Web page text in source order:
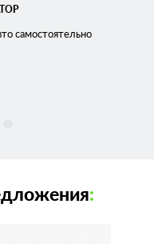
самостоятельно
: